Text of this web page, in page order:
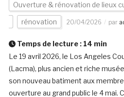
Ouverture & rénovation de lieux
rénovation 20/04/2026 par
Temps de lecture : 14 min
Le 19 avril 2026, le Los Angeles
(Lacma), plus ancien et riche
son nouveau batiment aux
ouverture au grand public le 4 mai.